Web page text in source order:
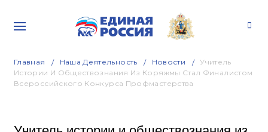
Главная Наша Деятельность Новости
Учитель
Истории И Обществознания Из Коряжмы Стал Финалистом
Всероссийского Конкурса Профмастерства